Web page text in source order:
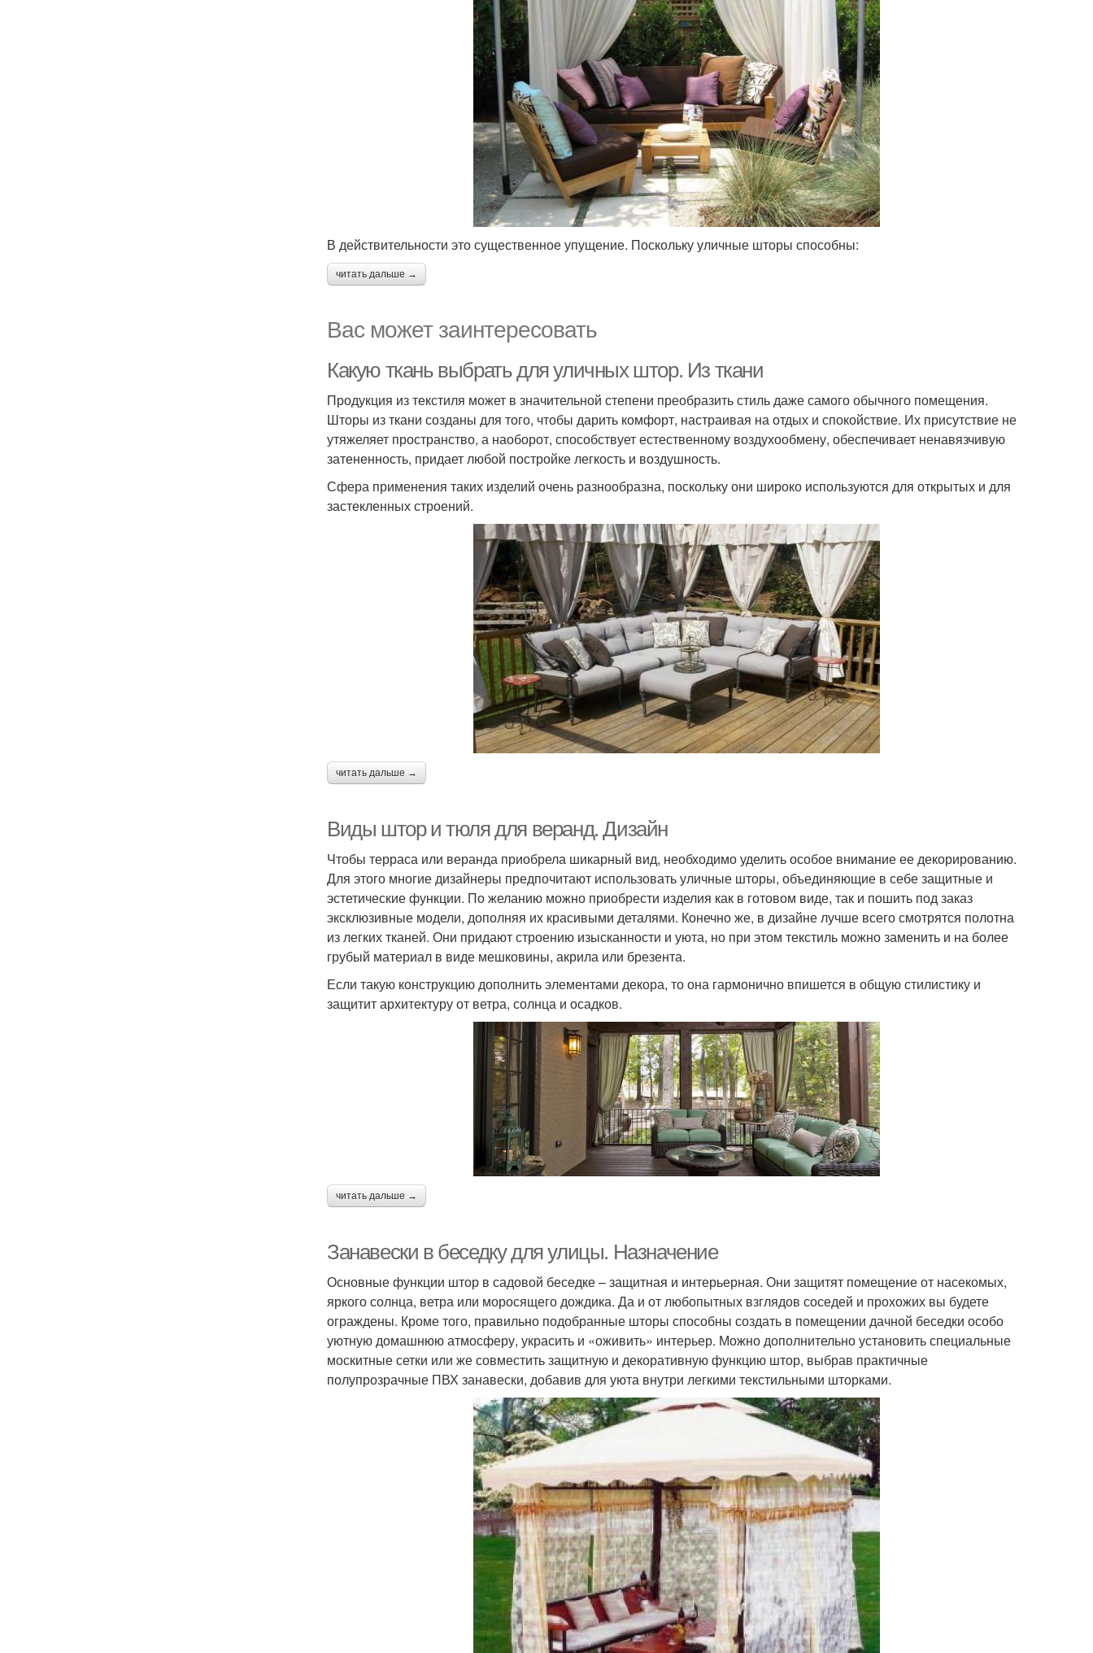
В действительности это существенное упущение. Поскольку уличные шторы способны:
читать дальше →
Вас может заинтересовать
Какую ткань выбрать для уличных штор. Из ткани
Продукция из текстиля может в значительной степени преобразить стиль даже самого обычного помещения.
Шторы из ткани созданы для того, чтобы дарить комфорт, настраивая на отдых и спокойствие. Их присутствие не
утяжеляет пространство, а наоборот, способствует естественному воздухообмену, обеспечивает ненавязчивую
затененность, придает любой постройке легкость и воздушность.
Сфера применения таких изделий очень разнообразна, поскольку они широко используются для открытых и для
застекленных строений.
читать дальше →
Виды штор и тюля для веранд. Дизайн
Чтобы терраса или веранда приобрела шикарный вид, необходимо уделить особое внимание ее декорированию.
Для этого многие дизайнеры предпочитают использовать уличные шторы, объединяющие в себе защитные и
эстетические функции. По желанию можно приобрести изделия как в готовом виде, так и пошить под заказ
эксклюзивные модели, дополняя их красивыми деталями. Конечно же, в дизайне лучше всего смотрятся полотна
из легких тканей. Они придают строению изысканности и уюта, но при этом текстиль можно заменить и на более
грубый материал в виде мешковины, акрила или брезента.
Если такую конструкцию дополнить элементами декора, то она гармонично впишется в общую стилистику и
защитит архитектуру от ветра, солнца и осадков.
читать дальше →
Занавески в беседку для улицы. Назначение
Основные функции штор в садовой беседке – защитная и интерьерная. Они защитят помещение от насекомых,
яркого солнца, ветра или моросящего дождика. Да и от любопытных взглядов соседей и прохожих вы будете
ограждены. Кроме того, правильно подобранные шторы способны создать в помещении дачной беседки особо
уютную домашнюю атмосферу, украсить и «оживить» интерьер. Можно дополнительно установить специальные
москитные сетки или же совместить защитную и декоративную функцию штор, выбрав практичные
полупрозрачные ПВХ занавески, добавив для уюта внутри легкими текстильными шторками.